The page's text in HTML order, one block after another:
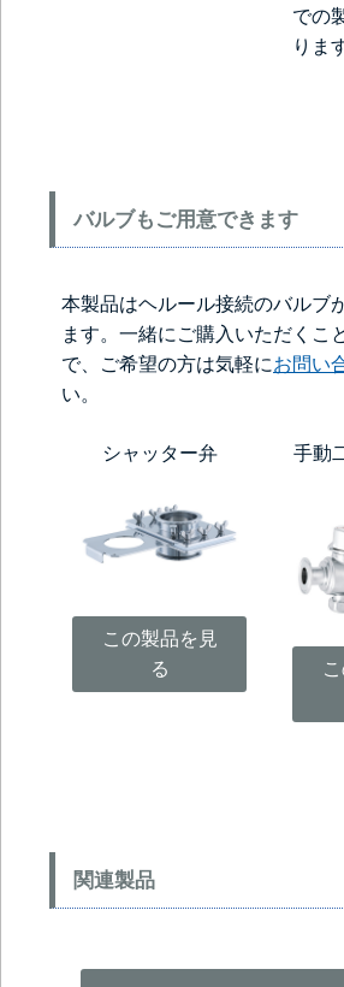
での
りま
バルブもご用意できます
本製品はヘルール接続のバルブ
ます。一緒にご購入いただくこ
で、ご希望の方は気軽にお問い
い。
シャッター弁
この製品を見
る
手動
関連製品